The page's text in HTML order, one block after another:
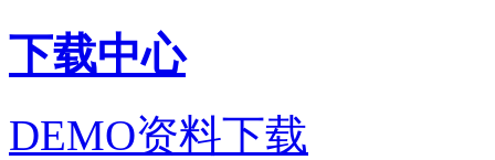
下载中心
DEMO资料下载